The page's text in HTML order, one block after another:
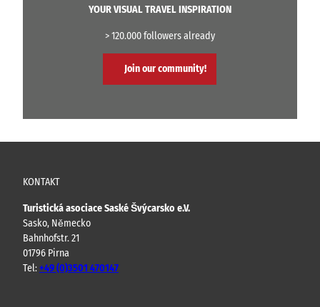
YOUR VISUAL TRAVEL INSPIRATION
> 120.000 followers already
Join our community!
KONTAKT
Turistická asociace Saské Švýcarsko e.V.
Sasko, Německo
Bahnhofstr. 21
01796 Pirna
Tel:+49 (0)3501 470147